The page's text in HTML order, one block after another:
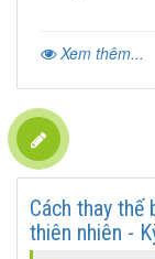
Xem thêm...
Cách thay
thiên nhiên -